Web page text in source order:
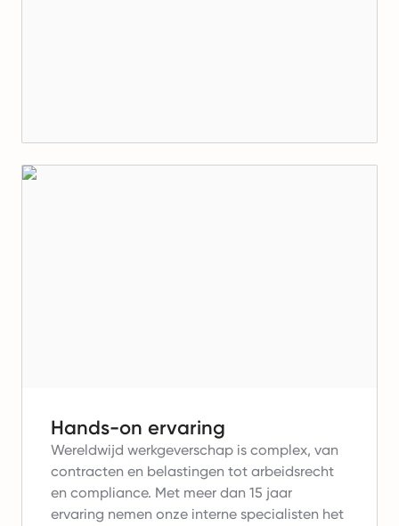
Hands-on ervaring
Wereldwijd werkgeverschap is complex, van
contracten en belastingen tot arbeidsrecht
en compliance. Met meer dan 15 jaar
ervaring nemen onze interne specialisten het